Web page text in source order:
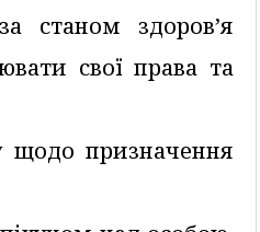
станом здоров’я
свої права та
щодо призначення